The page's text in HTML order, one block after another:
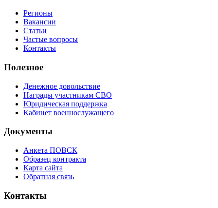
Регионы
Вакансии
Статьи
Частые вопросы
Контакты
Полезное
Денежное довольствие
Награды участникам СВО
Юридическая поддержка
Кабинет военнослужащего
Документы
Анкета ПОВСК
Образец контракта
Карта сайта
Обратная связь
Контакты